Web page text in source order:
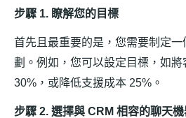
步驟 1. 瞭解您的目標
首先且最重要的是，您需要制定
劃。例如，您可以設定目標，如將
30%，或降低支援成本 25%。
步驟 2. 選擇與 CRM 相容的聊天